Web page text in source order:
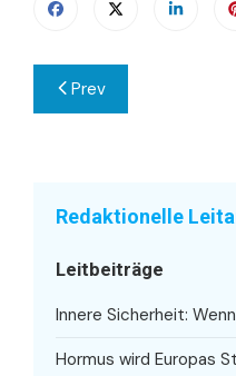
Prev
Redaktionelle
Leitbeiträge
Innere Sicherheit:
Hormus wird Europas